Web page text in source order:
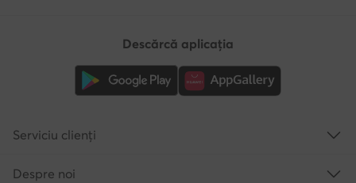
Descărcă aplicația
Serviciu clienți
Despre noi